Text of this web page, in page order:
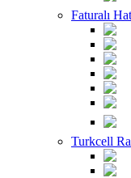
Faturalı Hat
Turkcell